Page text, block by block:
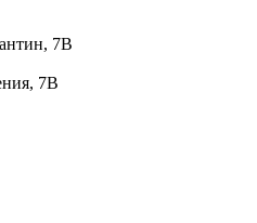
7В
7В